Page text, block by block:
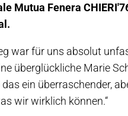
Mutua Fenera
war für uns absolut
überglückliche Marie
ein überraschender,
wir wirklich können.“